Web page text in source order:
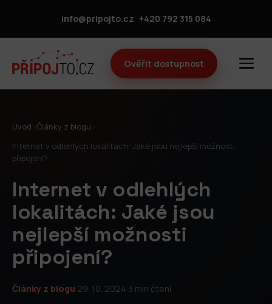
info@pripojto.cz +420 792 315 084
Ověřit dostupnost
Úvod Články z blogu
Internet v odlehlých lokalitách: Jaké jsou nejlepší možnosti
připojení?
Internet v odlehlých
lokalitách: Jaké jsou
nejlepší možnosti
připojení?
Články z blogu·29. 10. 2024·3 min čtení